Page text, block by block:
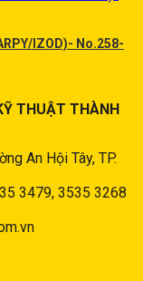
IZOD)- No.258-
THUẬT THÀNH
An Hội Tây, TP.
3479, 3535 3268